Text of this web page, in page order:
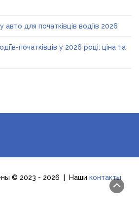
авто для початківців водіїв 2026
початківців у 2026 році: ціна та
© 2023 - 2026 | Наши контакты